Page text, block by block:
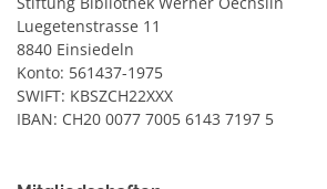
Luegetenstrasse 11
8840 Einsiedeln
Konto: 561437-1975
SWIFT: KBSZCH22XXX
IBAN: CH20 0077 7005 6143 7197 5